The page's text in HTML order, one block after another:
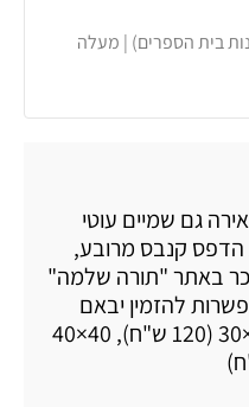
בית הספרים) | מעלה
גם שמיים עוטי
הדפס קנבס מרובע,
ס"מ), הנמכר באתר "תורה שלמה"
גם אפשרות להזמין יבאם
בגדלים אחרים — למשל 30×30 (120 ש"ח), 40×40